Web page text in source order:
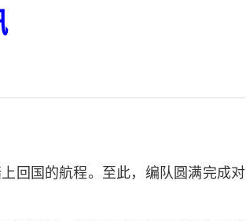
回国的航程。至此，编队圆满完成对